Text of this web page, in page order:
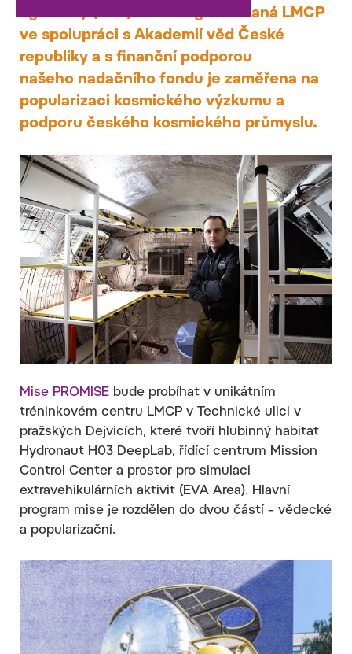
agentury (ESA). Mise organizovaná LMCP
ve spolupráci s Akademií věd České
republiky a s finanční podporou
našeho nadačního fondu je zaměřena na
popularizaci kosmického výzkumu a
podporu českého kosmického průmyslu.
Mise PROMISE bude probíhat v unikátním
tréninkovém centru LMCP v Technické ulici v
pražských Dejvicích, které tvoří hlubinný habitat
Hydronaut H03 DeepLab, řídící centrum Mission
Control Center a prostor pro simulaci
extravehikulárních aktivit (EVA Area). Hlavní
program mise je rozdělen do dvou částí – vědecké
a popularizační.